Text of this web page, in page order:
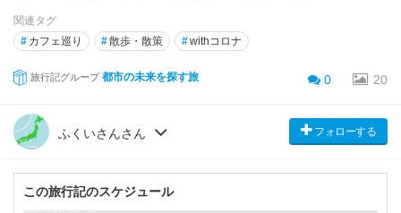
関連タグ
# カフェ巡り #散歩・散策 #withコロナ
旅行記グループ 都市の未来を探す旅 0 20
ふくいさんさん フォローする
この旅行記のスケジュール